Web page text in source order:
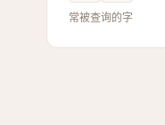
常被查询的字